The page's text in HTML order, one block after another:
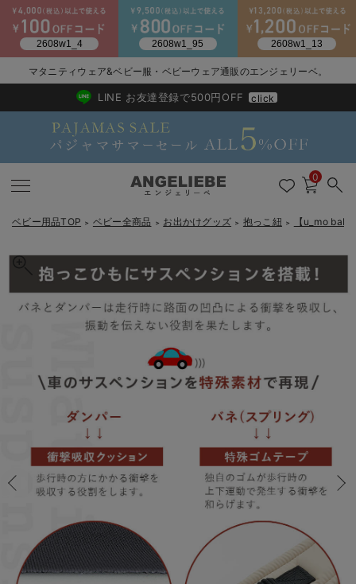
戻る
新生児服全て
コンビ肌着・新生児/ベビー肌着
戻る
ベビー服全て
ロンパース・カバーオール
ベビー スカート
ベビートップス
ベビー アウター
ベビー セットアップ
戻る
シーズンアイテム全て
戻る
ベビー・新生児 寝具全て
ベビーベッド・布団 （ベビー・新生児）
ベビー ブランケット・タオルケット
戻る
ベビー 雑貨全て
ベビーチェア（ハイローチェア）・ベビーラック
ベビー安全グッズ
ベビーおもちゃ
メモリアルグッズ
授乳・調乳・お食事
戻る
お出かけグッズ全て
戻る
ベビー｜季節の特集全て
猛暑からベビーを守るひんやりグッズ
ベビーの動物なりきり特集
ベビー 夏のお役立ちグッズ特集
【素材別】ベビーロンパース特集
袴ロンパース特集
戻る
アウトレット全て
【アウトレット】ワンピース
【アウトレット】トップス・授乳トップス
【アウトレット】パジャマ
【アウトレット】インナー
【アウトレット】ベビー
戻る
特集全て
冷房対策
接触冷感素材
Tシャツブラ
ブラトップ
戻る
再入荷全て
再入荷｜インナー
戻る
送料無料アイテム全て
ワンピース
スカート
パジャマ
インナー
ベビー
戻る
ブラキャミ おまとめ
MAX55%OFF ブラックフ
戻る
【37周年祭セール】
【37周年祭セール】
戻る
気温差別オススメア
【15℃】3月下旬～
戻る
動きやすく着回しで
戻る
強撚スムース(コスパ
戻る
マタニティウェア
【おまとめ割】パジ
戻る
こだわりの履き心地
カジュアル
オフィス
戻る
ジャケット派
きれいめ美脚パンツ派
ツィード派
王道シンプル派
セットアップ派
戻る
出産準備応援割全て
マタニティパジャマ
戻る
【オフィスカジュア
戻る
レギンスタイプ
戻る
【フォーマル】ワン
戻る
【ベビー】長袖
戻る
ハンカチ
短肌着
セット
戻る
快適ウェア10%OFF
快適ウェア10%OFF
戻る
春のマタニティワン
セットアップ・ レイ
ジャンパースカート/
ワーク・オフィス
カジュアル
フォーマル / オケー
あったかアイテム｜
戻る
Gift Selection 出産
〜3,000円（税込）
10,001円（税込）〜
女の子におススメの
男の子におススメの
定番ギフト
もらって嬉しいギフト
戻る
冬の冷え対策インナ
薄くてあったか
保温&リカバリー
レギンス・タイツ
カップ付きインナー
あったか度◎
裏起毛素材
戻る
入院準備の持ち物チ
入院してすぐ使うグ
戻る
冬のあったか特集全て
【冬のあったか特集
【冬のあったか特集
マタニティウェア&ベビー服・ベビーウェア通販のエンジェリーベ。
2026/NewArrival
送料495円(一部地域を除く) 7,700円以上で送料無料
LINE お友達登録で500円OFF click
0
ベビー用品TOP ＞ ベビー全商品 ＞ お出かけグッズ ＞ 抱っこ紐 ＞ 【u_mo